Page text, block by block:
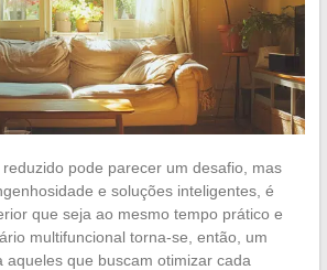
pode parecer um desafio, mas
e soluções inteligentes, é
que seja ao mesmo tempo prático e
multifuncional torna-se, então, um
aqueles que buscam otimizar cada